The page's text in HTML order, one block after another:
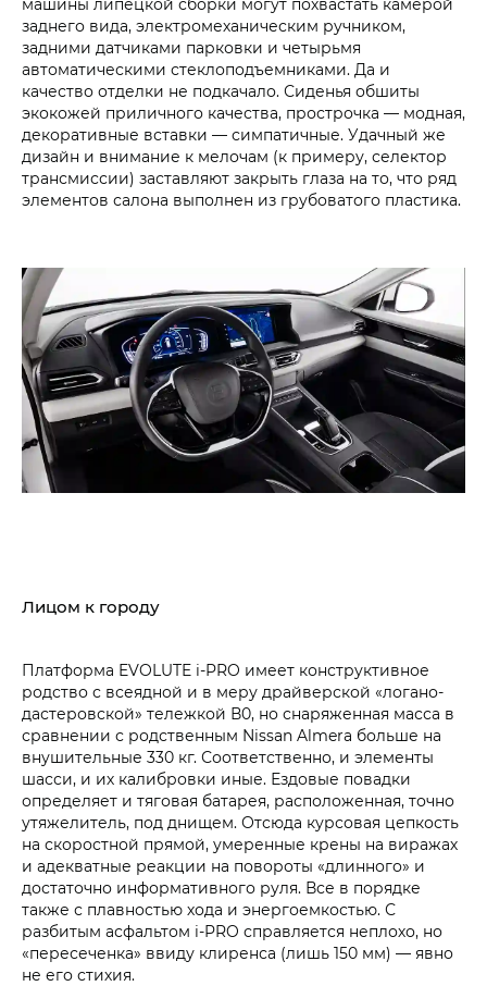
заднего вида, электромеханическим ручником,
задними датчиками парковки и четырьмя
автоматическими стеклоподъемниками. Да и
качество отделки не подкачало. Сиденья обшиты
экокожей приличного качества, прострочка — модная,
декоративные вставки — симпатичные. Удачный же
дизайн и внимание к мелочам (к примеру, селектор
трансмиссии) заставляют закрыть глаза на то, что ряд
элементов салона выполнен из грубоватого пластика.
Лицом к городу
Платформа EVOLUTE i‑PRO имеет конструктивное
родство с всеядной и в меру драйверской «логано-
дастеровской» тележкой В0, но снаряженная масса в
сравнении с родственным Nissan Almera больше на
внушительные 330 кг. Соответственно, и элементы
шасси, и их калибровки иные. Ездовые повадки
определяет и тяговая батарея, расположенная, точно
утяжелитель, под днищем. Отсюда курсовая цепкость
на скоростной прямой, умеренные крены на виражах
и адекватные реакции на повороты «длинного» и
достаточно информативного руля. Все в порядке
также с плавностью хода и энергоемкостью. С
разбитым асфальтом i‑PRO справляется неплохо, но
«пересеченка» ввиду клиренса (лишь 150 мм) — явно
не его стихия.